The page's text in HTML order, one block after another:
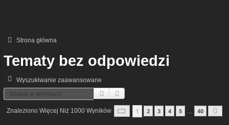
Strona główna
Tematy bez odpowiedzi
Wyszukiwanie zaawansowane
Szukaj
Znaleziono Więcej Niż 1000 Wyników Strona1 40
1 2 3 4 5 40